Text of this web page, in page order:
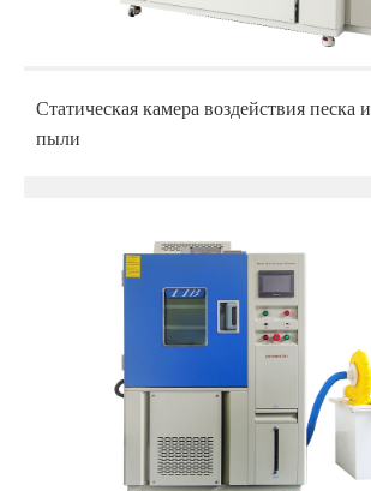
Статическая камера воздействия песка и
пыли